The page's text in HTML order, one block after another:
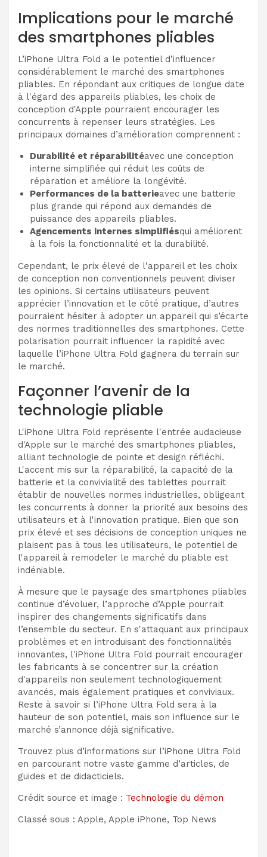
Implications pour le marché
des smartphones pliables
L’iPhone Ultra Fold a le potentiel d’influencer
considérablement le marché des smartphones
pliables. En répondant aux critiques de longue date
à l'égard des appareils pliables, les choix de
conception d'Apple pourraient encourager les
concurrents à repenser leurs stratégies. Les
principaux domaines d’amélioration comprennent :
Durabilité et réparabilitéavec une conception
interne simplifiée qui réduit les coûts de
réparation et améliore la longévité.
Performances de la batterieavec une batterie
plus grande qui répond aux demandes de
puissance des appareils pliables.
Agencements internes simplifiésqui améliorent
à la fois la fonctionnalité et la durabilité.
Cependant, le prix élevé de l'appareil et les choix
de conception non conventionnels peuvent diviser
les opinions. Si certains utilisateurs peuvent
apprécier l’innovation et le côté pratique, d’autres
pourraient hésiter à adopter un appareil qui s’écarte
des normes traditionnelles des smartphones. Cette
polarisation pourrait influencer la rapidité avec
laquelle l’iPhone Ultra Fold gagnera du terrain sur
le marché.
Façonner l’avenir de la
technologie pliable
L'iPhone Ultra Fold représente l'entrée audacieuse
d'Apple sur le marché des smartphones pliables,
alliant technologie de pointe et design réfléchi.
L'accent mis sur la réparabilité, la capacité de la
batterie et la convivialité des tablettes pourrait
établir de nouvelles normes industrielles, obligeant
les concurrents à donner la priorité aux besoins des
utilisateurs et à l'innovation pratique. Bien que son
prix élevé et ses décisions de conception uniques ne
plaisent pas à tous les utilisateurs, le potentiel de
l'appareil à remodeler le marché du pliable est
indéniable.
À mesure que le paysage des smartphones pliables
continue d’évoluer, l’approche d’Apple pourrait
inspirer des changements significatifs dans
l’ensemble du secteur. En s'attaquant aux principaux
problèmes et en introduisant des fonctionnalités
innovantes, l'iPhone Ultra Fold pourrait encourager
les fabricants à se concentrer sur la création
d'appareils non seulement technologiquement
avancés, mais également pratiques et conviviaux.
Reste à savoir si l’iPhone Ultra Fold sera à la
hauteur de son potentiel, mais son influence sur le
marché s’annonce déjà significative.
Trouvez plus d’informations sur l’iPhone Ultra Fold
en parcourant notre vaste gamme d’articles, de
guides et de didacticiels.
Crédit source et image : Technologie du démon
Classé sous : Apple, Apple iPhone, Top News